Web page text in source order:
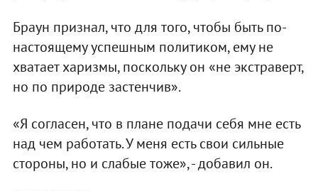
Браун признал, что для того, чтобы быть по-
настоящему успешным политиком, ему не
хватает харизмы, поскольку он «не экстраверт,
но по природе застенчив».
«Я согласен, что в плане подачи себя мне есть
над чем работать. У меня есть свои сильные
стороны, но и слабые тоже», - добавил он.